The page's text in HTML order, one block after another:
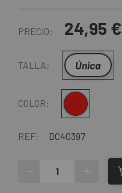
PRECIO: 24,95 €
TALLA: Única
COLOR: Rojo
REF: DC40397